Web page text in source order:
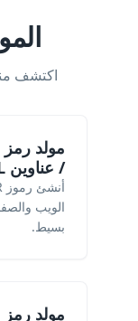
اكتشف
مولد رمز
/ عناوين URL
الويب
بسيط.
مولد رمز